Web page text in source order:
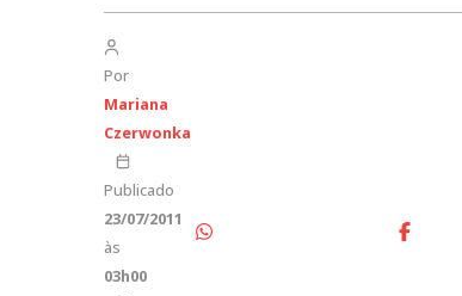
Por
Mariana
Czerwonka
Publicado
23/07/2011
às
03h00